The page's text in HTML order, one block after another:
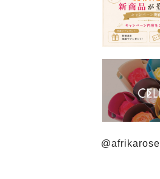
@afrikarose